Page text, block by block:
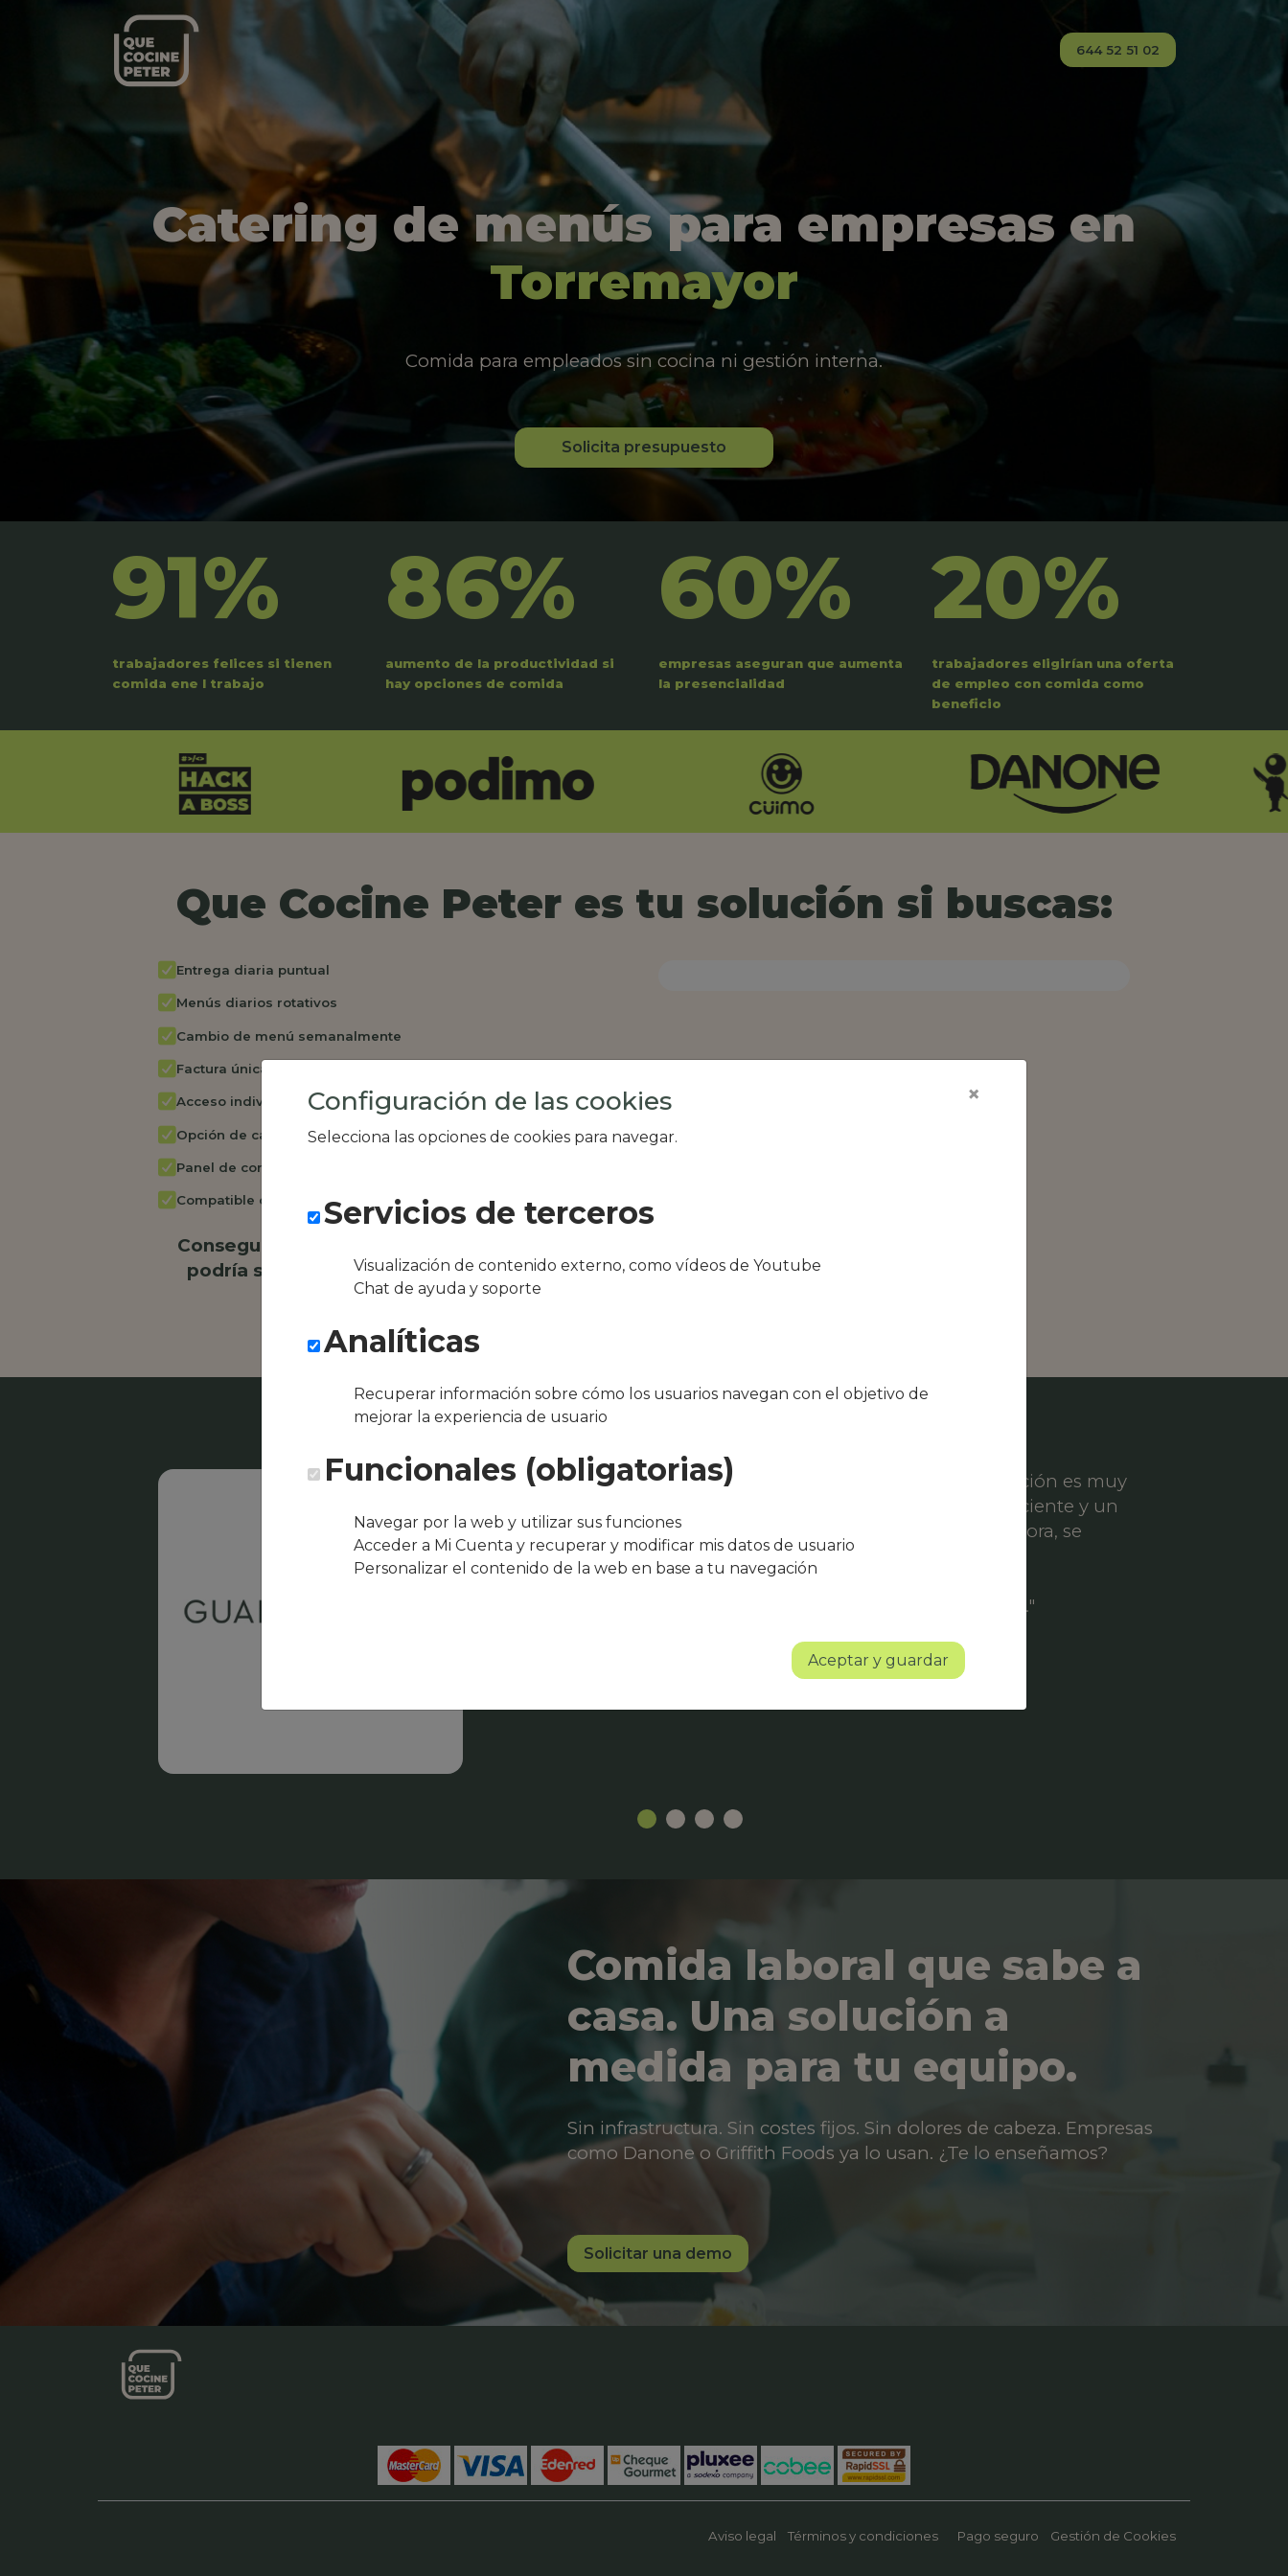
644 52 51 02
Catering de menús para empresas en
Torremayor
Comida para empleados sin cocina ni gestión interna.
Solicita presupuesto
91%
trabajadores felices si tienen
comida ene l trabajo
86%
aumento de la productividad si
hay opciones de comida
60%
empresas aseguran que aumenta
la presencialidad
20%
trabajadores eligirían una oferta
de empleo con comida como
beneficio
Que Cocine Peter es tu solución si buscas:
Entrega diaria puntual
Menús diarios rotativos
Cambio de menú semanalmente
Factura única
Acceso individual empleados
Opción de catering
Panel de control RR.HH
Compatible con equipos híbridos
Conseguimos la oferta local de tu zona, como
podría ser Acho tú Gastrobar o Restaurante
Almeda
"Después de varios meses con el servicio, el nivel de satisfacción es muy
bueno. El equipo de Que Cocine Peter ofrece un servicio eficiente y un
trato excelente, siempre atentos a cualquier solicitud de mejora, se
agradece su entusiasmo, dedicación y profesionalidad.
Sin lugar a dudas se trata de un proyecto con mucho futuro."
Albert Torné - HR Manager Guarro Casas
Comida laboral que sabe a
casa. Una solución a
medida para tu equipo.
Sin infrastructura. Sin costes fijos. Sin dolores de cabeza. Empresas
como Danone o Griffith Foods ya lo usan. ¿Te lo enseñamos?
Solicitar una demo
Aviso legal Términos y condiciones Pago seguro Gestión de Cookies
Configuración de las cookies
Selecciona las opciones de cookies para navegar.
×
Servicios de terceros
Visualización de contenido externo, como vídeos de Youtube
Chat de ayuda y soporte
Analíticas
Recuperar información sobre cómo los usuarios navegan con el objetivo de
mejorar la experiencia de usuario
Funcionales (obligatorias)
Navegar por la web y utilizar sus funciones
Acceder a Mi Cuenta y recuperar y modificar mis datos de usuario
Personalizar el contenido de la web en base a tu navegación
Aceptar y guardar